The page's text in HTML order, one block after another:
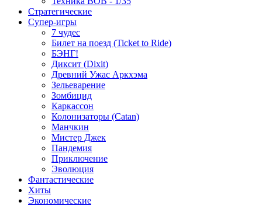
Стратегические
Супер-игры
7 чудес
Билет на поезд (Ticket to Ride)
БЭНГ!
Диксит (Dixit)
Древний Ужас Аркхэма
Зельеварение
Зомбицид
Каркассон
Колонизаторы (Catan)
Манчкин
Мистер Джек
Пандемия
Приключение
Эволюция
Фантастические
Хиты
Экономические